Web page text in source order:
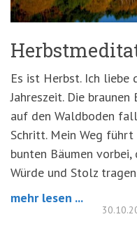
Es ist Herbst. Ich liebe
Jahreszeit. Die
auf den Waldboden
Schritt. Mein Weg
bunten Bäumen
Würde und Stolz
mehr lesen ...